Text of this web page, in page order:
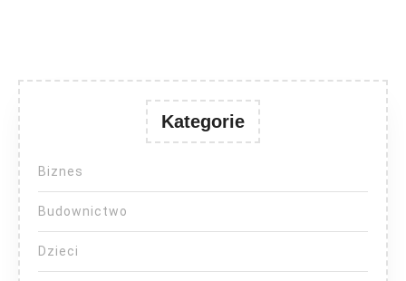
Kategorie
Biznes
Budownictwo
Dzieci